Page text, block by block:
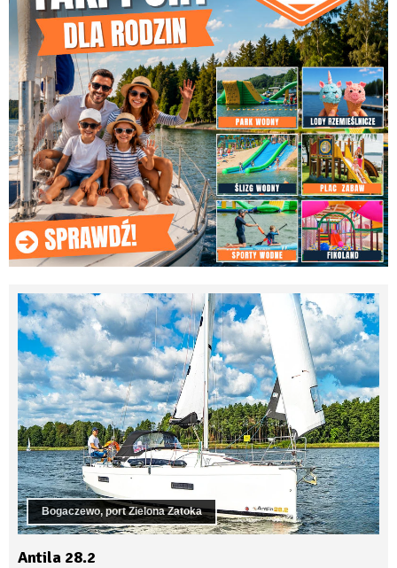
Bogaczewo, port Zielona Zatoka
Antila 28.2